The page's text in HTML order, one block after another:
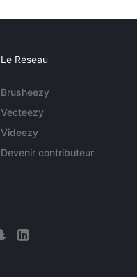
Le Réseau
Brusheezy
Vecteezy
Videezy
Devenir contributeur